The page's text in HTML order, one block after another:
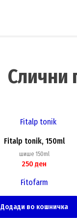
Слични
Fitalp tonik, 150ml
шише 150ml
250 ден
Fitofarm
Додади во кошничка